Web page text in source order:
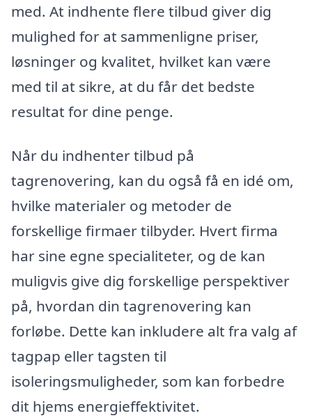
med. At indhente flere tilbud giver dig
mulighed for at sammenligne priser,
løsninger og kvalitet, hvilket kan være
med til at sikre, at du får det bedste
resultat for dine penge.
Når du indhenter tilbud på
tagrenovering, kan du også få en idé om,
hvilke materialer og metoder de
forskellige firmaer tilbyder. Hvert firma
har sine egne specialiteter, og de kan
muligvis give dig forskellige perspektiver
på, hvordan din tagrenovering kan
forløbe. Dette kan inkludere alt fra valg af
tagpap eller tagsten til
isoleringsmuligheder, som kan forbedre
dit hjems energieffektivitet.